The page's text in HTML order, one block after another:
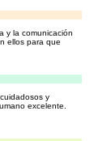
y la comunicación
ellos para que
y
excelente.